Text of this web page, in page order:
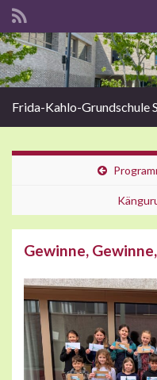
Search for:
Frida-Kahlo-Grundschule
Gewinne,